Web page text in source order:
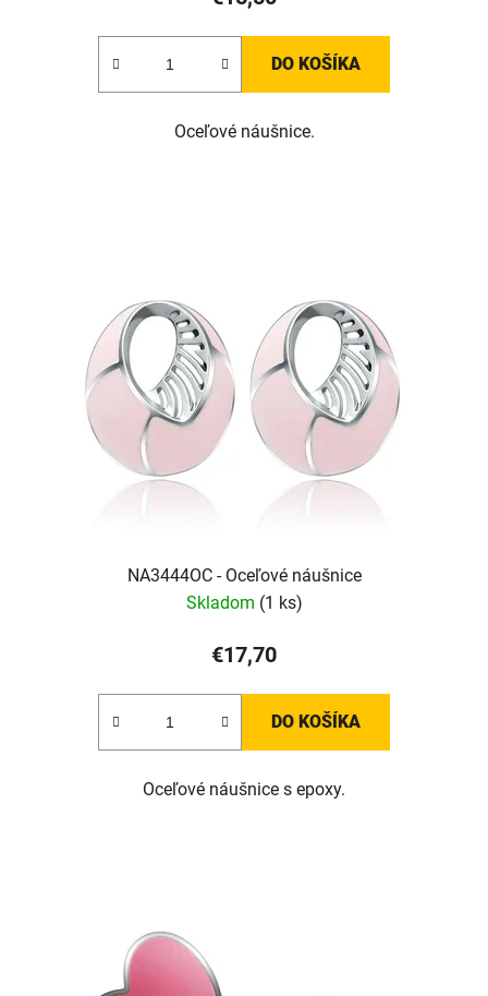
DO KOŠÍKA
Oceľové náušnice.
NA3444OC - Oceľové náušnice
Skladom (1 ks)
€17,70
DO KOŠÍKA
Oceľové náušnice s epoxy.